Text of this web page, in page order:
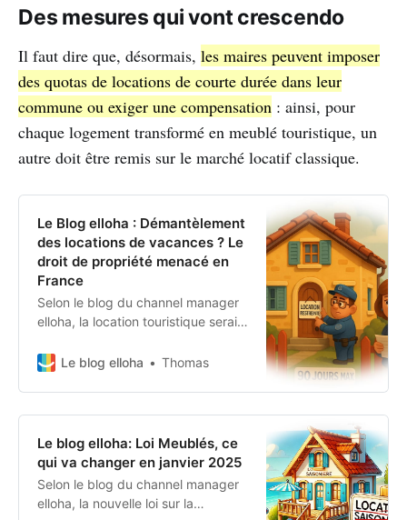
Des mesures qui vont crescendo
Il faut dire que, désormais, les maires peuvent imposer
des quotas de locations de courte durée dans leur
commune ou exiger une compensation : ainsi, pour
chaque logement transformé en meublé touristique, un
autre doit être remis sur le marché locatif classique.
Le Blog elloha : Démantèlement
des locations de vacances ? Le
droit de propriété menacé en
France
Selon le blog du channel manager
elloha, la location touristique serait-
programmée ? Restrictions sur les
Meur, fiscalité dissuasive… Le
modèle de la propriété rentable
vacille face à la crise du logement.
Décryptage.
Le blog elloha Thomas
Le blog elloha: Loi Meublés, ce
qui va changer en janvier 2025
Selon le blog du channel manager
elloha, la nouvelle loi sur la